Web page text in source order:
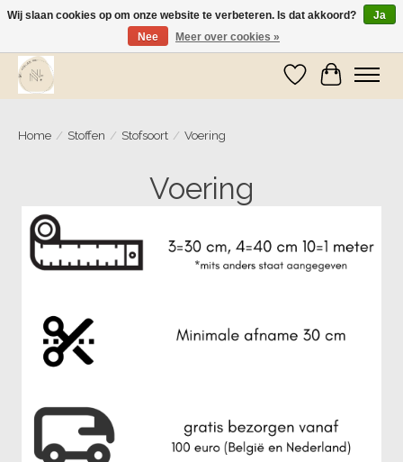
Wij zijn op vakantie! Vanaf zaterdag 9 mei worden er weer pakketjes verzonden
Verlanglijst
Home / Stoffen / Stofsoort / Voering
Voering
Wij slaan cookies op om onze website te verbeteren. Is dat akkoord?
Ja
Nee
Meer over cookies »